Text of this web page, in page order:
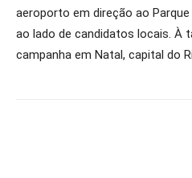
aeroporto em direção ao
ao lado de candidatos locais. À
campanha em Natal, capital do